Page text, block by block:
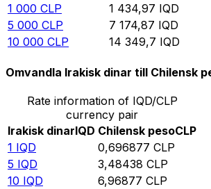
1 000 CLP 1 434,97 IQD
5 000 CLP 7 174,87 IQD
10 000 CLP 14 349,7 IQD
Omvandla Irakisk dinar till Chilensk
Rate information of IQD/CLP
currency pair
Irakisk dinarIQD Chilensk pesoCLP
1 IQD 0,696877 CLP
5 IQD 3,48438 CLP
10 IQD 6,96877 CLP